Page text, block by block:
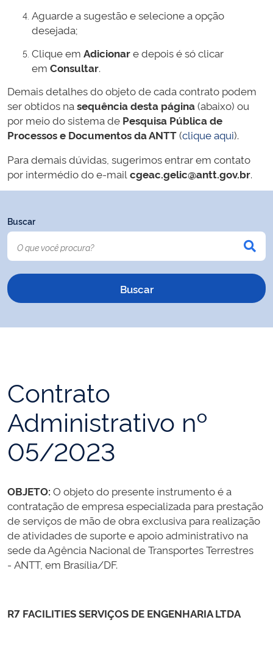
Aguarde a sugestão e selecione a opção
desejada;
Clique em Adicionare depois é só clicar
em Consultar.
Demais detalhes do objeto de cada contrato podem
ser obtidos nasequência desta página(abaixo) ou
por meio do sistema de Pesquisa Pública de
Processos e Documentos da ANTT(clique aqui).
Para demais dúvidas, sugerimos entrar em contato
por intermédio do e-mail cgeac.gelic@antt.gov.br.
Buscar
Contrato
Administrativo nº
05/2023
OBJETO: O objeto do presente instrumento é a
contratação de empresa especializada para prestação
de serviços de mão de obra exclusiva para realização
de atividades de suporte e apoio administrativo na
sede da Agência Nacional de Transportes Terrestres
- ANTT, em Brasília/DF.
R7 FACILITIES SERVIÇOS DE ENGENHARIA LTDA